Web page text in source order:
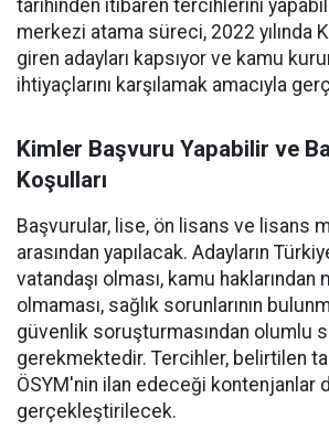
tarihinden itibaren tercihlerini
merkezi atama süreci, 2022 yılında
giren adayları kapsıyor ve kamu
ihtiyaçlarını karşılamak amacıyla
Kimler Başvuru Yapabilir ve
Koşulları
Başvurular, lise, ön lisans ve lisans
arasından yapılacak. Adayların
vatandaşı olması, kamu haklarından
olmaması, sağlık sorunlarının
güvenlik soruşturmasından olumlu
gerekmektedir. Tercihler, belirtilen
ÖSYM'nin ilan edeceği kontenjanlar
gerçekleştirilecek.